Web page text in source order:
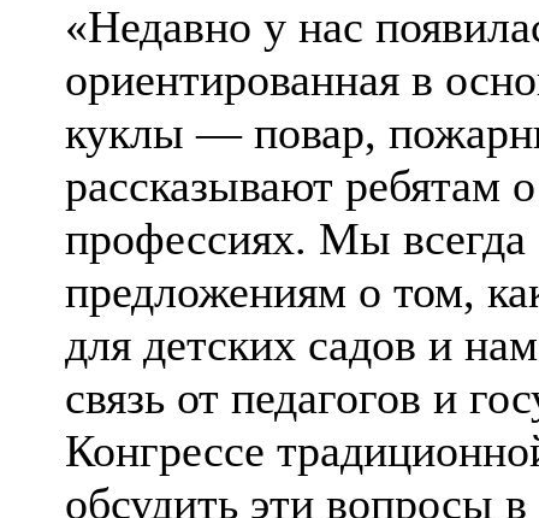
«Недавно у нас
ориентированная в
куклы — повар,
рассказывают ребятам
профессиях. Мы
предложениям о том,
для детских садов и
связь от педагогов и
Конгрессе
обсудить эти вопросы